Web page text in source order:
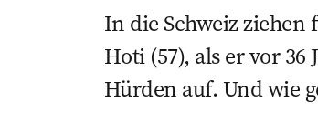
In die Schweiz
Hoti (57), als er vor 36
Hürden auf. Und wie